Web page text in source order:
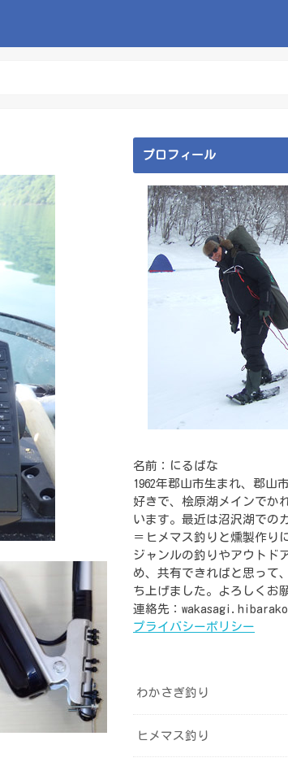
プロフィール
名前：にるばな
1962年郡山市生まれ、郡山
好きで、桧原湖メインでか
います。最近は沼沢湖での
＝ヒメマス釣りと燻製作り
ジャンルの釣りやアウトド
め、共有できればと思って
ち上げました。よろしくお
連絡先：
プライバシーポリシー
わかさぎ釣り
ヒメマス釣り